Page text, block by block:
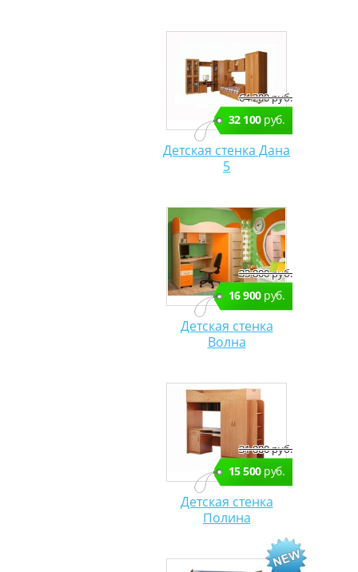
64 200 руб.
32 100руб.
Детская стенка Дана
5
33 800 руб.
16 900руб.
Детская стенка
Волна
31 000 руб.
15 500руб.
Детская стенка
Полина